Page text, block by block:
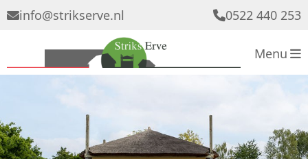
Menu
info@strikserve.nl 0522 440 253